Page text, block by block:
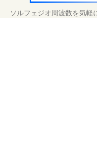
ソルフェジオ周波数を気軽